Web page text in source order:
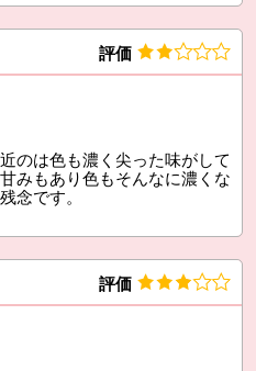
評価
のは色も濃く尖った味がして
みもあり色もそんなに濃くな
念です。
評価